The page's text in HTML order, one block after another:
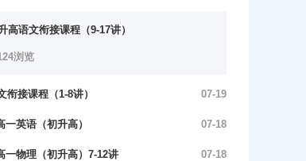
高语文衔接课程（9-17讲）
浏览
衔接课程（1-8讲） 07-19
一英语（初升高） 07-18
一物理（初升高）7-12讲 07-18